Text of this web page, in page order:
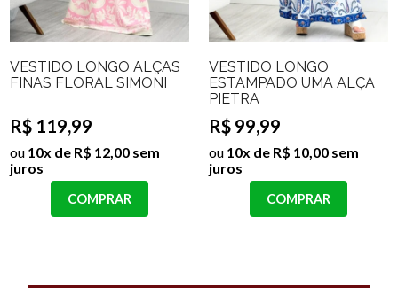
VESTIDO LONGO ALÇAS
FINAS FLORAL SIMONI
R$ 119,99
ou 10x de R$ 12,00 sem
juros
COMPRAR
VESTIDO LONGO
ESTAMPADO UMA ALÇA
PIETRA
R$ 99,99
ou 10x de R$ 10,00 sem
juros
COMPRAR